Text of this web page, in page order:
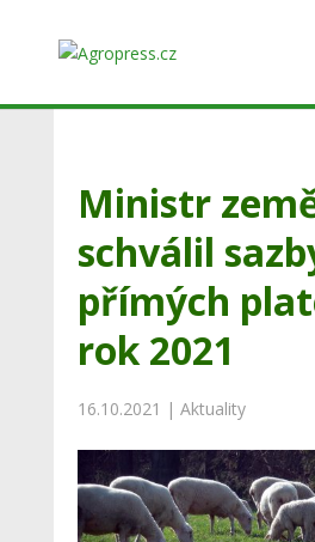
Ministr
schválil
přímých
rok 2021
16.10.2021 | Aktuality